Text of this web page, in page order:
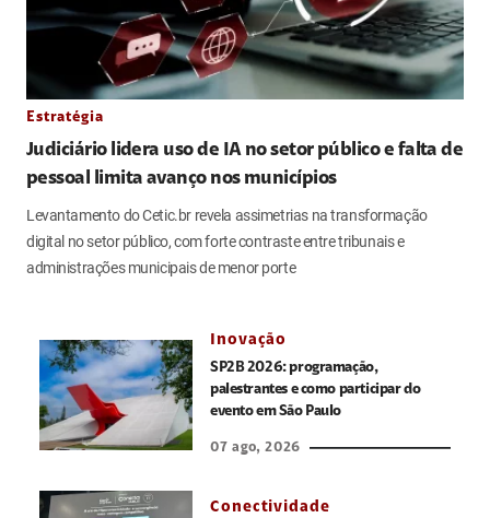
Estratégia
Judiciário lidera uso de IA no setor público e falta de
pessoal limita avanço nos municípios
Levantamento do Cetic.br revela assimetrias na transformação
digital no setor público, com forte contraste entre tribunais e
administrações municipais de menor porte
Inovação
SP2B 2026: programação,
palestrantes e como participar do
evento em São Paulo
07 ago, 2026
Conectividade